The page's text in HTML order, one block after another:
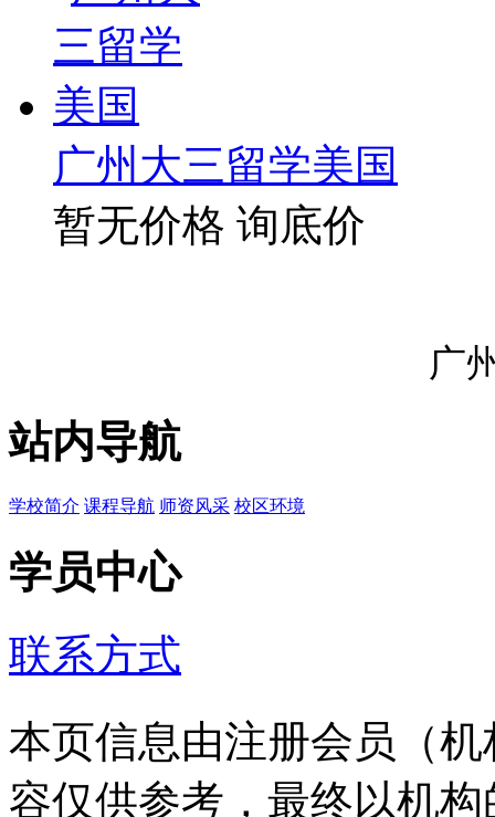
广州大三留学美国
暂无价格 询底价
广
站内导航
学校简介 课程导航 师资风采 校区环境
学员中心
联系方式
本页信息由注册会员（
容仅供参考，最终以机